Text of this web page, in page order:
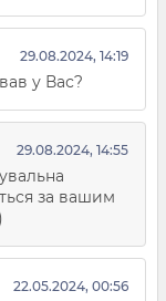
29.08.2024, 14:19
у Вас?
29.08.2024, 14:55
за вашим
22.05.2024, 00:56